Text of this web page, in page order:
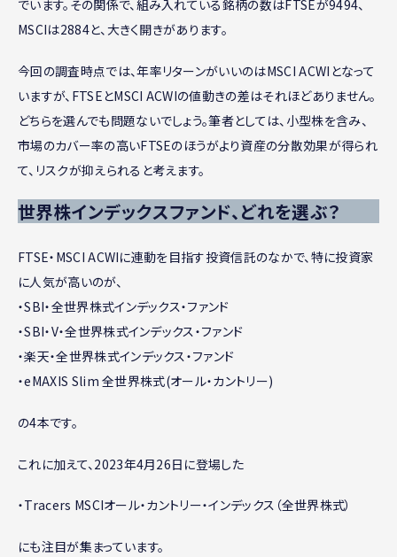
でいます。その関係で、組み入れている銘柄の数はFTSEが9494、
MSCIは2884と、大きく開きがあります。
今回の調査時点では、年率リターンがいいのはMSCI ACWIとなって
いますが、FTSEとMSCI ACWIの値動きの差はそれほどありません。
どちらを選んでも問題ないでしょう。筆者としては、小型株を含み、
市場のカバー率の高いFTSEのほうがより資産の分散効果が得られ
て、リスクが抑えられると考えます。
世界株インデックスファンド、どれを選ぶ？
FTSE・MSCI ACWIに連動を目指す投資信託のなかで、特に投資家
に人気が高いのが、
・SBI・全世界株式インデックス・ファンド
・SBI・V・全世界株式インデックス・ファンド
・楽天・全世界株式インデックス・ファンド
・eMAXIS Slim 全世界株式(オール・カントリー)
の4本です。
これに加えて、2023年4月26日に登場した
・Tracers MSCIオール・カントリー・インデックス（全世界株式）
にも注目が集まっています。